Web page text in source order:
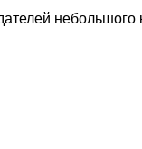
небольшого